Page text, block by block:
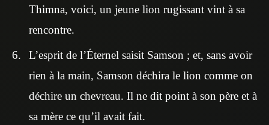
Thimna, voici, un jeune lion rugissant vint à sa
rencontre.
L’esprit de l’Éternel saisit Samson ; et, sans avoir
rien à la main, Samson déchira le lion comme on
déchire un chevreau. Il ne dit point à son père et à
sa mère ce qu’il avait fait.